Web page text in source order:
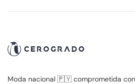
Moda nacional 🇵🇾 comprometida